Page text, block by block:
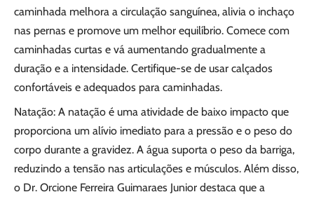
caminhada melhora a circulação sanguínea, alivia o inchaço
nas pernas e promove um melhor equilíbrio. Comece com
caminhadas curtas e vá aumentando gradualmente a
duração e a intensidade. Certifique-se de usar calçados
confortáveis e adequados para caminhadas.
Natação: A natação é uma atividade de baixo impacto que
proporciona um alívio imediato para a pressão e o peso do
corpo durante a gravidez. A água suporta o peso da barriga,
reduzindo a tensão nas articulações e músculos. Além disso,
o Dr. Orcione Ferreira Guimaraes Junior destaca que a